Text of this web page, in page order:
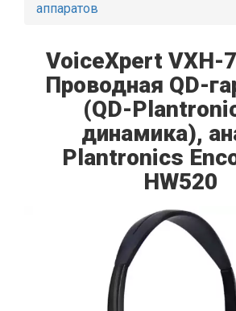
аппаратов
VoiceXpert VXH-
Проводная QD-
(QD-
динамика),
Plantronics
HW520